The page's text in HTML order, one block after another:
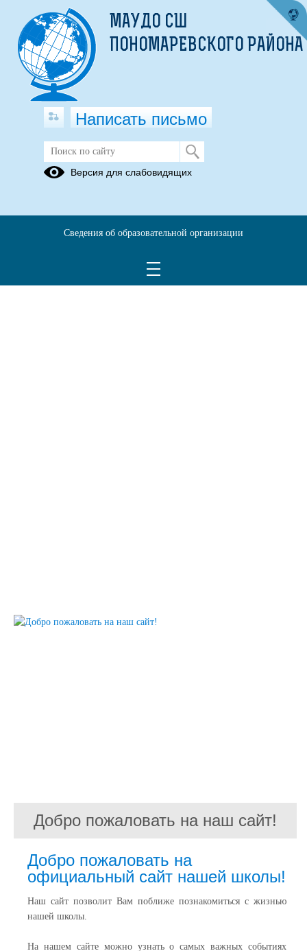
Добро пожаловать на наш сайт!
Добро пожаловать на
официальный сайт нашей школы!
Наш сайт позволит Вам поближе познакомиться с жизнью
нашей школы.
На нашем сайте можно узнать о самых важных событиях
МАУДО СШ
ПОНОМАРЕВСКОГО РАЙОНА
Написать письмо
Версия для слабовидящих
Сведения об образовательной организации